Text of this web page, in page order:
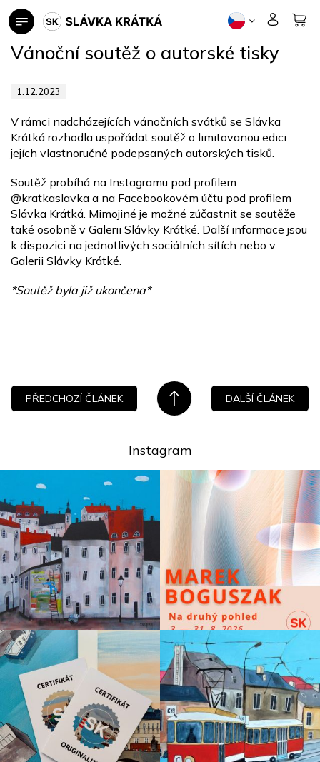
Přejít
na
Vánoční soutěž o autorské tisky
1.12.2023
V rámci nadcházejících vánočních svátků se Slávka
Krátká rozhodla uspořádat soutěž o limitovanou edici
jejích vlastnoručně podepsaných autorských tisků.
Soutěž probíhá na Instagramu pod profilem
@kratkaslavka a na Facebookovém účtu pod profilem
Slávka Krátká. Mimojiné je možné zúčastnit se soutěže
také osobně v Galerii Slávky Krátké. Další informace jsou
k dispozici na jednotlivých sociálních sítích nebo v
Galerii Slávky Krátké.
*Soutěž byla již ukončena*
PŘEDCHOZÍ ČLÁNEK DALŠÍ ČLÁNEK
Instagram